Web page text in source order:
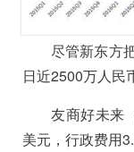
尽管新东方
日近2500万人民
友商好未来
美元，行政费用